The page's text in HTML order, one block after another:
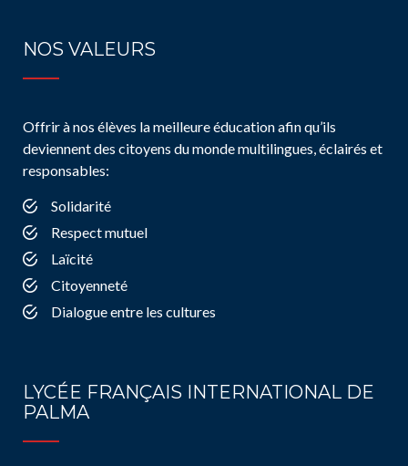
NOS VALEURS
Offrir à nos élèves la meilleure éducation afin qu’ils
deviennent des citoyens du monde multilingues, éclairés et
responsables:
Solidarité
Respect mutuel
Laïcité
Citoyenneté
Dialogue entre les cultures
LYCÉE FRANÇAIS INTERNATIONAL DE
PALMA